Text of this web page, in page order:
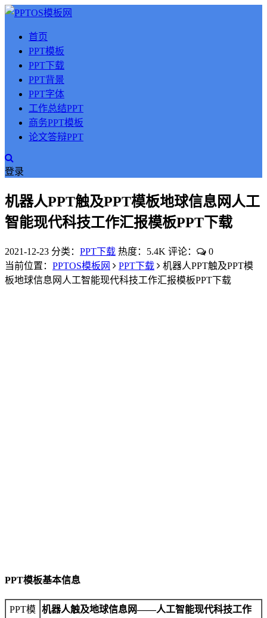
首页
PPT模板
PPT下载
PPT背景
PPT字体
工作总结PPT
商务PPT模板
论文答辩PPT
登录
机器人PPT触及PPT模板地球信息网人工
智能现代科技工作汇报模板PPT下载
2021-12-23 分类： PPT下载 热度：5.4K 评论：
0
当前位置： PPTOS模板网 PPT下载
机器人PPT触及PPT模
板地球信息网人工智能现代科技工作汇报模板PPT下载
PPT模板基本信息
PPT模 机器人触及地球信息网――人工智能现代科技工作